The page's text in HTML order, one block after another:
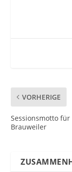
VORHERIGE
Sessionsmotto für
Brauweiler